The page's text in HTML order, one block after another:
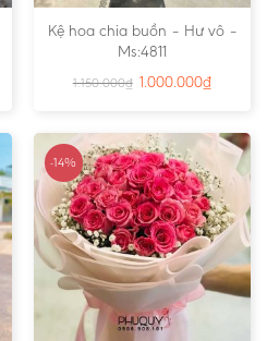
Kệ hoa chia buồn – Hư vô –
Ms:4811
1.150.000₫ 1.000.000₫
-14%